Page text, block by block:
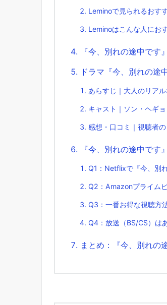
Leminoで見られるおす
Leminoはこんな人にお
『今、別れの途中です
ドラマ『今、別れの途
あらすじ｜大人のリア
キャスト｜ソン・ヘギ
感想・口コミ｜視聴者
『今、別れの途中です
Q1：Netflixで『今、別
Q2：Amazonプライム
Q3：一番お得な視聴方
Q4：放送（BS/CS）は
まとめ：『今、別れの